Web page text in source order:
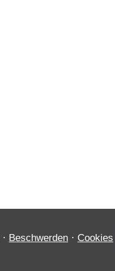
· Beschwerden · Cookies